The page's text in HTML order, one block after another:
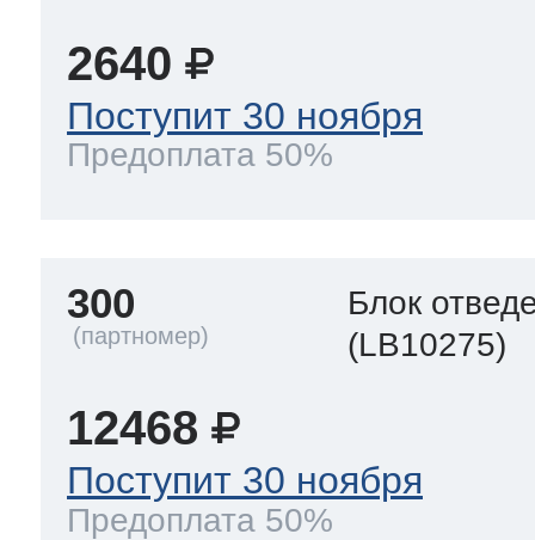
2640
Поступит 30 ноября
Предоплата 50%
300
Блок
(LB10275)
12468
Поступит 30 ноября
Предоплата 50%